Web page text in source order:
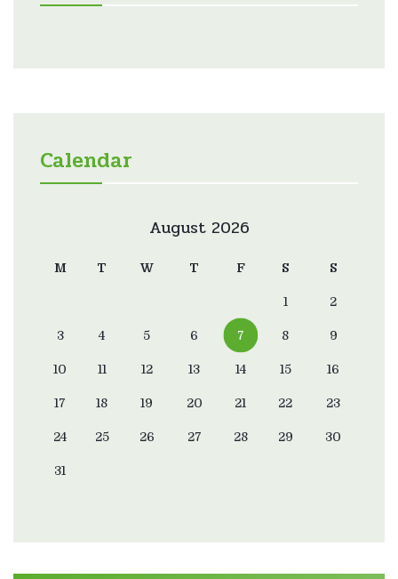
Calendar
August 2026
M T W T F S S
1 2
3 4 5 6 7 8 9
10 11 12 13 14 15 16
17 18 19 20 21 22 23
24 25 26 27 28 29 30
31